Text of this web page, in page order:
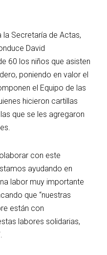
la Secretaría de Actas,
David
60 los niños que asisten
poniendo en valor el
el Equipo de las
hicieron cartillas
que se les agregaron
con este
ayudando en
labor muy importante
que “nuestras
están con
labores solidarias,